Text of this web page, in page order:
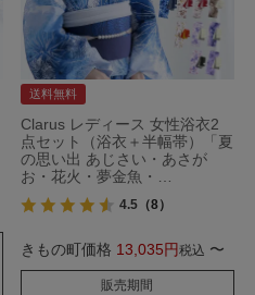
送料無料
Clarus レディース 女性浴衣2
点セット（浴衣＋半幅帯）「夏
の思い出 あじさい・あさが
お・花火・夢金魚・…
4.5 （8）
きもの町価格 13,035 税込 〜
販売期間